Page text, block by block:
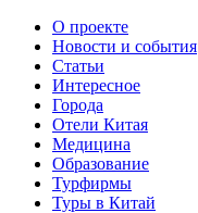
О проекте
Новости и события
Статьи
Интересное
Города
Отели Китая
Медицина
Образование
Турфирмы
Туры в Китай